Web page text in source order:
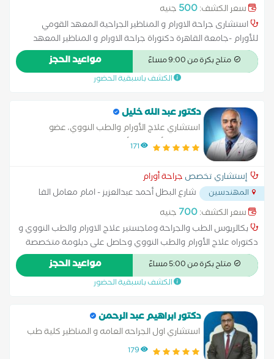
سعر الكشف:500 جنيه
استشارى جراحة الاورام و المناظير الجراحية المعهد القومي
للأورام -جامعة القاهرة دكتوراة جراحة الاورام و المناظير المعهد
القومي للأورام -جامعة القاهرة عضو الجمعية المصرية لجراحة الاورام
و المناظير الجراحية
متاح بكرة من 9:00 مساءً مواعيد الحجز
الكشف باسبقية الحضور
دكتور عبد الله خليل
استشاري علاج الأورام والطب النووي، عضو
والرعاية الطبية الشاملة للأورام
171
إستشاري تخصص جراحة أورام
المهندسين
شارع البطل أحمد عبدالعزيز - امام معامل الفا
سعر الكشف:700 جنيه
بكالريوس الطب والجراحة وماجستير علاج الاورام والطب النووي و
دكتوراه علاج الأورام والطب النووي وحاصل على دبلومة متخصصة
في علاج أورام الثدي من جامعة نورث وسترن (Northwestern
University) بالولايات المتحدة الأمريكيةمتاح بكرة من 5:00 مساءً مواعيد الحجز
الكشف باسبقية الحضور
دكتور ابراهيم عبد الرحمن
استشاري اول الجراحه العامه و المناظير كلية طب
القصر العيني-جامعة القاهرة
179